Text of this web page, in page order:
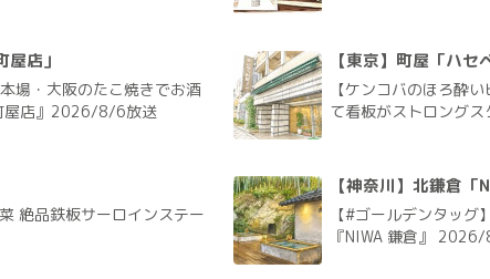
店」
場・大阪のたこ焼きでお酒
屋店』2026/8/6放送
【東京】町屋「ハセ
【ケンコバのほろ酔
て看板がストロング
絶品鉄板サーロインステー
【神奈川】北鎌倉「
【#ゴールデンタッ
『NIWA 鎌倉』